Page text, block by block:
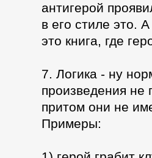
антигерой
в его стиле это.
это книга, где
7. Логика - ну
произведения не
притом они не
Примеры: